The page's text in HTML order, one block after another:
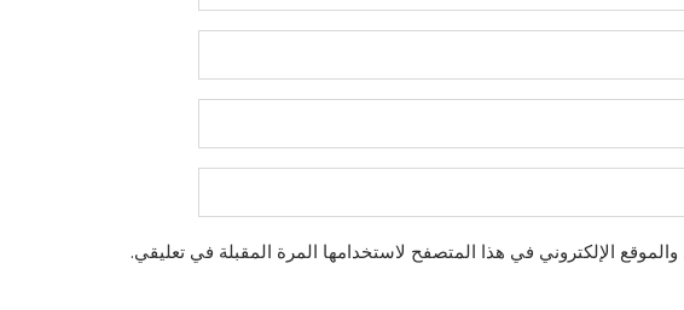
الإلكتروني في هذا المتصفح لاستخدامها المرة المقبلة في تعليقي.